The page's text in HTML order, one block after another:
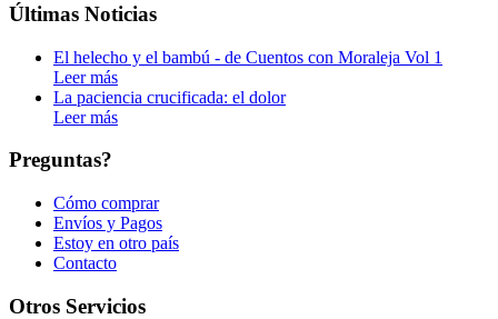
Últimas Noticias
El helecho y el bambú - de Cuentos con Moraleja Vol 1
Leer más
La paciencia crucificada: el dolor
Leer más
Preguntas?
Cómo comprar
Envíos y Pagos
Estoy en otro país
Contacto
Otros Servicios